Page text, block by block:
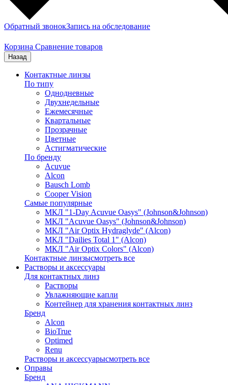
Обратный звонокЗапись на обследование
Корзина Сравнение товаров
Назад
Контактные линзы
По типу
Однодневные
Двухнедельные
Ежемесячные
Квартальные
Прозрачные
Цветные
Астигматические
По бренду
Acuvue
Alcon
Bausch Lomb
Cooper Vision
Самые популярные
МКЛ "1-Day Acuvue Oasys" (Johnson&Johnson)
МКЛ "Acuvue Oasys" (Johnson&Johnson)
МКЛ "Air Optix Hydraglyde" (Alcon)
МКЛ "Dailies Total 1" (Alcon)
МКЛ "Air Optix Colors" (Alcon)
Контактные линзысмотреть все
Растворы и аксессуары
Для контактных линз
Растворы
Увлажняющие капли
Контейнер для хранения контактных линз
Бренд
Alcon
BioTrue
Optimed
Renu
Растворы и аксессуарысмотреть все
Оправы
Бренд